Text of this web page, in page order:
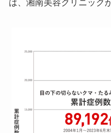
は、湘南美容クリニック